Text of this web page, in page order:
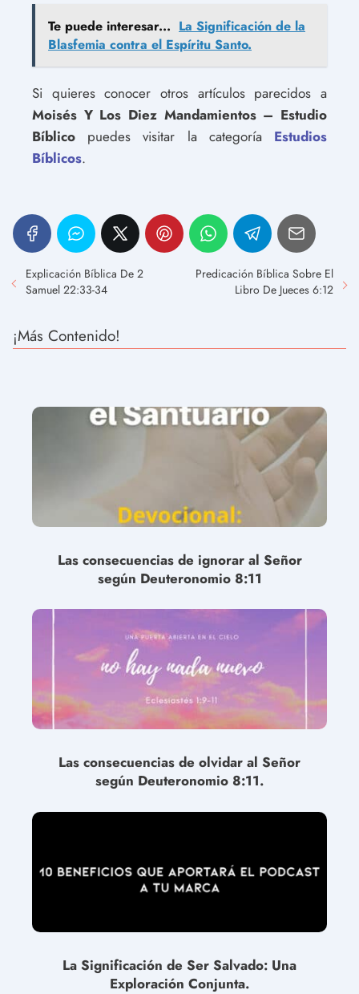
Te puede interesar... La Significación de la
Blasfemia contra el Espíritu Santo.
Si quieres conocer otros artículos parecidos a
Moisés Y Los Diez Mandamientos – Estudio
Bíblico puedes visitar la categoría Estudios
Bíblicos.
Explicación Bíblica De 2
Samuel 22:33-34
Predicación Bíblica Sobre El
Libro De Jueces 6:12
¡Más Contenido!
Las consecuencias de ignorar al Señor
según Deuteronomio 8:11
Las consecuencias de olvidar al Señor
según Deuteronomio 8:11.
La Significación de Ser Salvado: Una
Exploración Conjunta.